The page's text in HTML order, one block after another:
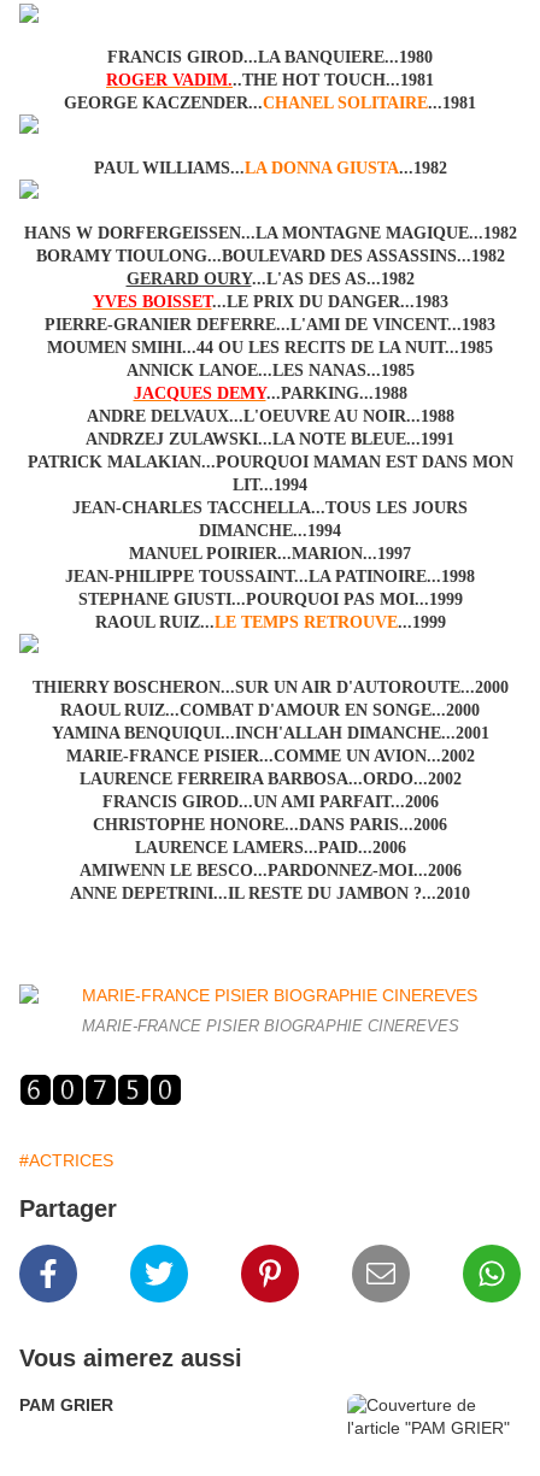
FRANCIS GIROD...LA BANQUIERE...1980
ROGER VADIM...THE HOT TOUCH...1981
GEORGE KACZENDER...CHANEL SOLITAIRE...1981
PAUL WILLIAMS...LA DONNA GIUSTA...1982
HANS W DORFERGEISSEN...LA MONTAGNE MAGIQUE...1982
BORAMY TIOULONG...BOULEVARD DES ASSASSINS...1982
GERARD OURY...L'AS DES AS...1982
YVES BOISSET...LE PRIX DU DANGER...1983
PIERRE-GRANIER DEFERRE...L'AMI DE VINCENT...1983
MOUMEN SMIHI...44 OU LES RECITS DE LA NUIT...1985
ANNICK LANOE...LES NANAS...1985
JACQUES DEMY...PARKING...1988
ANDRE DELVAUX...L'OEUVRE AU NOIR...1988
ANDRZEJ ZULAWSKI...LA NOTE BLEUE...1991
PATRICK MALAKIAN...POURQUOI MAMAN EST DANS MON
LIT...1994
JEAN-CHARLES TACCHELLA...TOUS LES JOURS
DIMANCHE...1994
MANUEL POIRIER...MARION...1997
JEAN-PHILIPPE TOUSSAINT...LA PATINOIRE...1998
STEPHANE GIUSTI...POURQUOI PAS MOI...1999
RAOUL RUIZ...LE TEMPS RETROUVE...1999
THIERRY BOSCHERON...SUR UN AIR D'AUTOROUTE...2000
RAOUL RUIZ...COMBAT D'AMOUR EN SONGE...2000
YAMINA BENQUIQUI...INCH'ALLAH DIMANCHE...2001
MARIE-FRANCE PISIER...COMME UN AVION...2002
LAURENCE FERREIRA BARBOSA...ORDO...2002
FRANCIS GIROD...UN AMI PARFAIT...2006
CHRISTOPHE HONORE...DANS PARIS...2006
LAURENCE LAMERS...PAID...2006
AMIWENN LE BESCO...PARDONNEZ-MOI...2006
ANNE DEPETRINI...IL RESTE DU JAMBON ?...2010
MARIE-FRANCE PISIER BIOGRAPHIE CINEREVES
#ACTRICES
Partager
Vous aimerez aussi
PAM GRIER